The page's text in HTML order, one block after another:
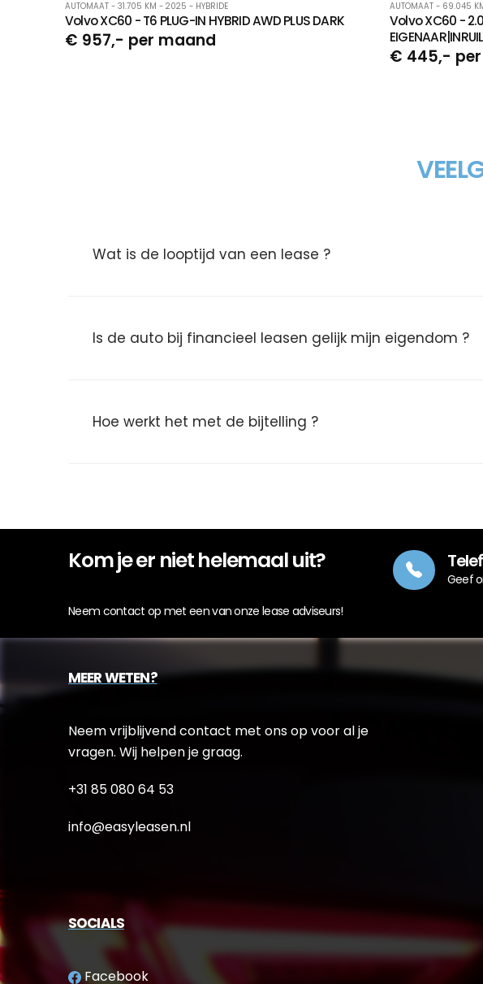
AUTOMAAT - 31.705 KM - 2025 - HYBRIDE
Volvo XC60 - T6 PLUG-IN HYBRID AWD PLUS DARK
€ 957,- per maand
AUTOMAAT - 69.045
Volvo XC60 - 2.0
€ 445,-
Wat is de looptijd van een lease ?
Is de auto bij financieel leasen gelijk mijn eigendom ?
Hoe werkt het met de bijtelling ?
Kom je er niet helemaal uit?
Neem contact op met een van onze lease adviseurs!
Geef
MEER WETEN?
Neem vrijblijvend contact met ons op voor al je
vragen. Wij helpen je graag.
+31 85 080 64 53
info@easyleasen.nl
SOCIALS
Facebook